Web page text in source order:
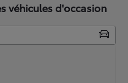
véhicules d'occasion